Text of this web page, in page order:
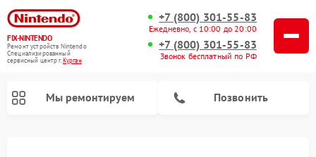
FIX-NINTENDO
Ремонт устройств Nintendo
Специализированный
cервисный центр г.Курган
+7 (800) 301-55-83
Ежедневно, с 10:00 до 20:00
+7 (800) 301-55-83
Звонок бесплатный по РФ
Мы ремонтируем Позвонить